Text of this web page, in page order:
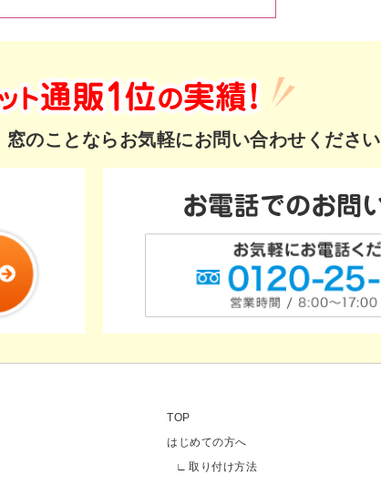
窓のことならお気軽にお問い合わせください
TOP
はじめての方へ
取り付け方法